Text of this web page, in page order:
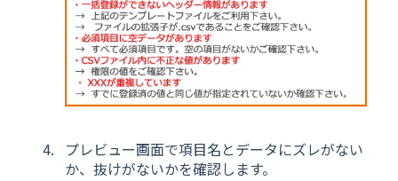
プレビュー画面で項目名とデータにズレがない
か、抜けがないかを確認します。